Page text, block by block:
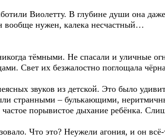
Виолетту. В глубине души она
вообще нужен, калека несчастный…
тёмными. Не спасали и уличные
Свет их безжалостно поглощала
звуков из детской. Это было
странными – булькающими,
порывистое дыхание ребёнка.
Что это? Неужели агония, и он